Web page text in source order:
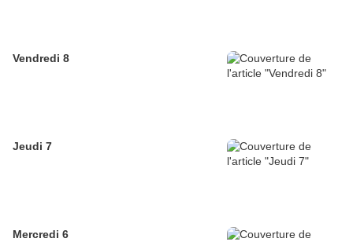
Vendredi 8
Jeudi 7
Mercredi 6